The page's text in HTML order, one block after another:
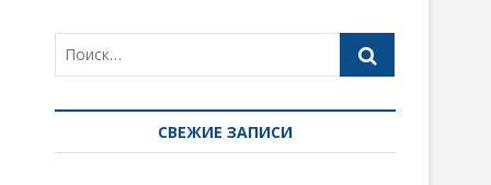
СВЕЖИЕ ЗАПИСИ